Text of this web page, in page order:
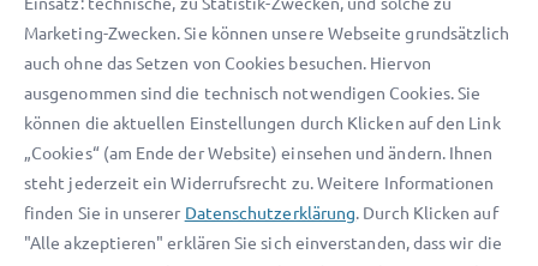
Jetzt anmelden
Ich habe die AGBundDatenschutzerklärung
gelesen und akzeptiere diese.
Marketing-Zwecken. Sie können unsere Webseite grundsätzlich
auch ohne das Setzen von Cookies besuchen. Hiervon
ausgenommen sind die technisch notwendigen Cookies. Sie
können die aktuellen Einstellungen durch Klicken auf den Link
„Cookies“ (am Ende der Website) einsehen und ändern. Ihnen
steht jederzeit ein Widerrufsrecht zu. Weitere Informationen
finden Sie in unserer Datenschutzerklärung. Durch Klicken auf
"Alle akzeptieren" erklären Sie sich einverstanden, dass wir die